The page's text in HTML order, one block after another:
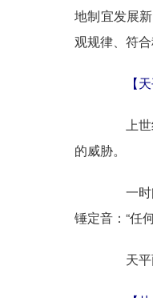
地制宜发展
观规律、符
【
上世纪
的威胁。
一时间
锤定音：“任
天平